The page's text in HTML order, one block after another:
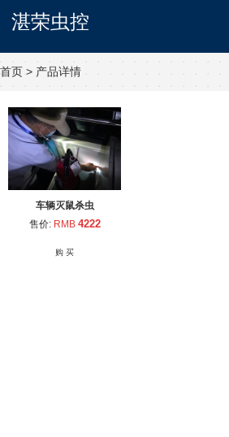
湛荣虫控
首页 > 产品详情
车辆灭鼠杀虫
售价: RMB 4222
购 买